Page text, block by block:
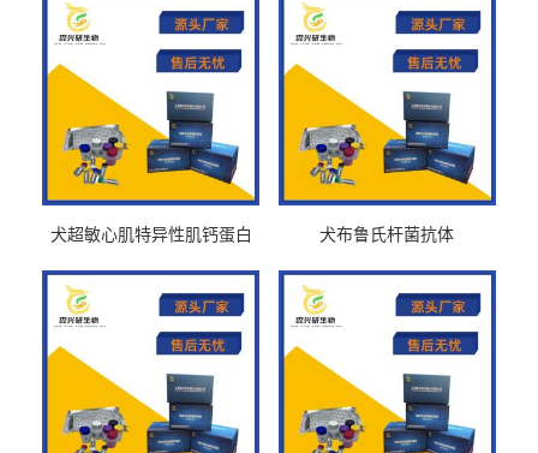
犬超敏心肌特异性肌钙蛋白
犬布鲁氏杆菌抗体